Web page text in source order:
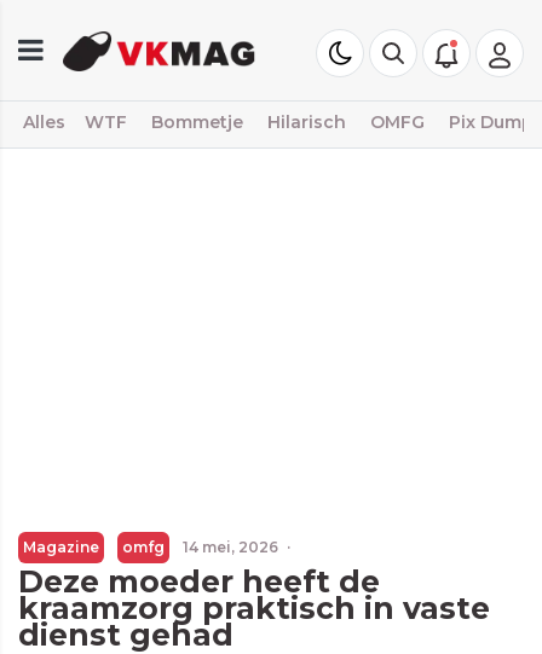
Alles WTF Bommetje Hilarisch OMFG Pix Dump
Magazine omfg 14 mei, 2026 ·
Deze moeder heeft de
kraamzorg praktisch in vaste
dienst gehad